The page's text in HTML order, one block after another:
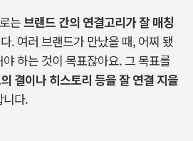
는브랜드 간의 연결고리가 잘 매칭
. 여러 브랜드가 만났을 때, 어찌 됐
하는 것이 목표잖아요. 그 목표를
결이나 히스토리 등을 잘 연결 지을
니다.